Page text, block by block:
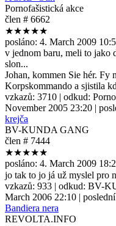
Pornofašistická akce
člen # 6662
★★★★★
posláno: 4. March 2009
v jednom baru, meli to jako
slon...
Johan, kommen Sie hér. Fy
Korpskommando a sjistila
vzkazů: 3710 | odkud:
November 2005 23:20 |
krejča
BV-KUNDA GANG
člen # 7444
★★★★★
posláno: 4. March 2009
jo tak to jo já už myslel pro
vzkazů: 933 | odkud: BV-
March 2006 22:10 |
Bandiera nera
REVOLTA.INFO